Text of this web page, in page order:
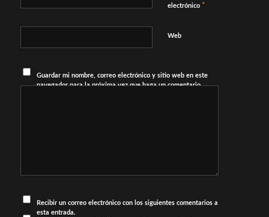
electrónico *
Web
Guardar mi nombre, correo electrónico y sitio web en este
navegador para la próxima vez que haga un comentario.
Recibir un correo electrónico con los siguientes comentarios a
esta entrada.